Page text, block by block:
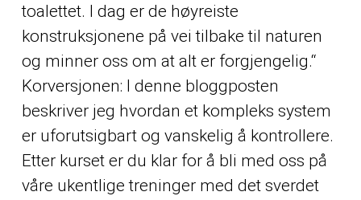
toalettet. I dag er de høyreiste
konstruksjonene på vei tilbake til naturen
og minner oss om at alt er forgjengelig.“
Korversjonen: I denne bloggposten
beskriver jeg hvordan et kompleks system
er uforutsigbart og vanskelig å kontrollere.
Etter kurset er du klar for å bli med oss på
våre ukentlige treninger med det sverdet